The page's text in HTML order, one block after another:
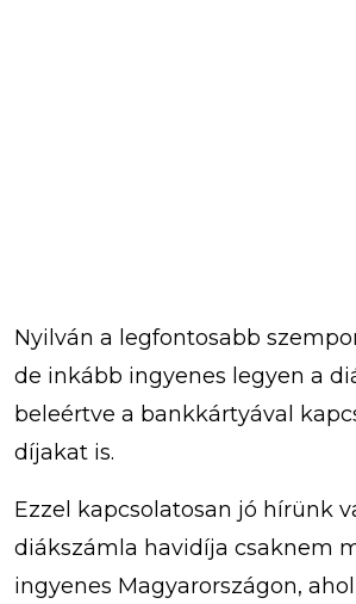
Nyilván a legfontosabb
de inkább ingyenes legyen a
beleértve a bankkártyával
díjakat is.
Ezzel kapcsolatosan jó hírünk
diákszámla havidíja csaknem
ingyenes Magyarországon,